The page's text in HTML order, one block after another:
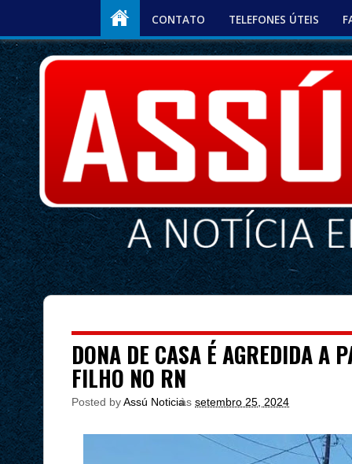
CONTATO TELEFONES ÚTEIS
DONA DE CASA É AGREDIDA A
FILHO NO RN
Posted byAssú Noticia
às setembro 25, 2024